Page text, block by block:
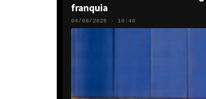
franquia
04/08/2026 · 10:40